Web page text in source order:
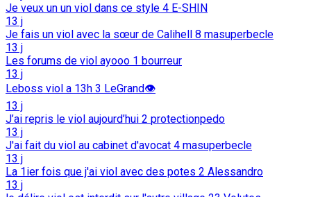
Je veux un un viol dans ce style 4 E-SHIN
13 j
Je fais un viol avec la sœur de Calihell 8 masuperbecle
13 j
Les forums de viol ayooo 1 bourreur
13 j
Leboss viol a 13h 3 LeGrand👁️
13 j
J’ai repris le viol aujourd’hui 2 protectionpedo
13 j
J'ai fait du viol au cabinet d'avocat 4 masuperbecle
13 j
La 1ier fois que j'ai viol avec des potes 2 Alessandro
13 j